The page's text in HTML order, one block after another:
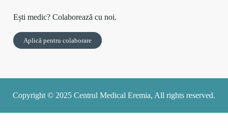
Ești medic? Colaborează cu noi.
Aplică pentru colaborare
Copyright © 2025 Centrul Medical Eremia, All rights reserved.